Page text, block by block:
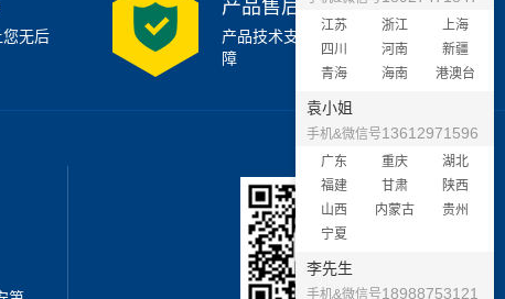
无后
产品售后支持
产品技术支持7x24小时保
障
江苏 浙江
上海
四川
河南
新疆
青海
海南 港澳台
袁小姐
手机&微信号13612971596
广东 重庆
湖北
福建
甘肃
陕西
山西
内蒙古
贵州
宁夏
李先生
手机&微信号18988753121